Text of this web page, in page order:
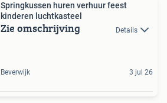
Springkussen huren verhuur feest
kinderen luchtkasteel
Zie omschrijving Details
Beverwijk 3 jul 26